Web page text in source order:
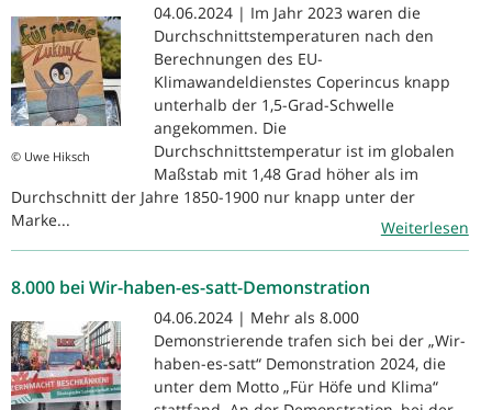
© Uwe Hiksch
04.06.2024 | Im Jahr 2023 waren die
Durchschnittstemperaturen nach den
Berechnungen des EU-
Klimawandeldienstes Coperincus knapp
unterhalb der 1,5-Grad-Schwelle
angekommen. Die
Durchschnittstemperatur ist im globalen
Maßstab mit 1,48 Grad höher als im
Durchschnitt der Jahre 1850-1900 nur knapp unter der
Marke...
Weiterlesen
8.000 bei Wir-haben-es-satt-Demonstration
04.06.2024 | Mehr als 8.000
Demonstrierende trafen sich bei der „Wir-
haben-es-satt“ Demonstration 2024, die
unter dem Motto „Für Höfe und Klima“